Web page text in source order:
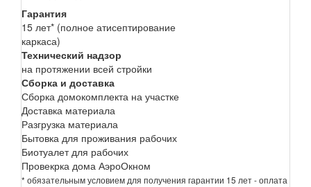
Гарантия
15 лет* (полное атисептирование
каркаса)
Технический надзор
на протяжении всей стройки
Сборка и доставка
Сборка домокомплекта на участке
Доставка материала
Разгрузка материала
Бытовка для проживания рабочих
Биотуалет для рабочих
Провекрка дома АэроОкном
* обязательным условием для получения гарантии 15 лет - оплата